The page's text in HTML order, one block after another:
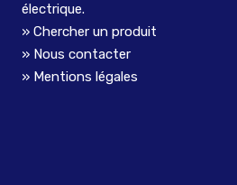
électrique.
Chercher un produit
Nous contacter
Mentions légales